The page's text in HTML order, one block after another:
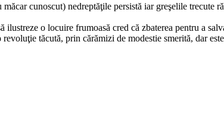
cunoscut) nedreptăţile persistă iar greşelile
ilustreze o locuire frumoasă cred că zbaterea pentru a
tăcută, prin cărămizi de modestie smerită, dar